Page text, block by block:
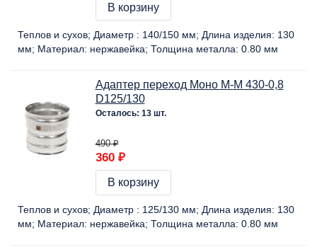
В корзину
Теплов и сухов Диаметр : 140/150 мм Длина изделия: 130
мм
Материал: нержавейка Толщина металла: 0.80 мм
Адаптер переход Моно М-М 430-0,8
D125/130
Осталось: 13 шт.
490 ₽
360 ₽
В корзину
Теплов и сухов Диаметр : 125/130 мм Длина изделия: 130
мм
Материал: нержавейка Толщина металла: 0.80 мм